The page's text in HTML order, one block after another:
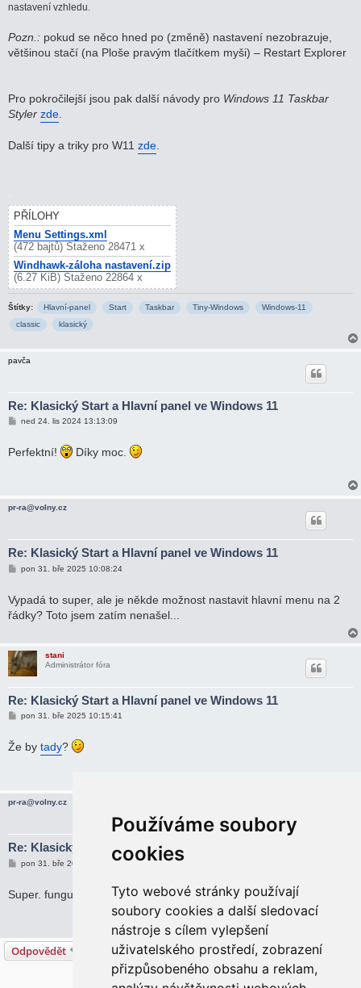
Používáme soubory
cookies
Tyto webové stránky používají
soubory cookies a další sledovací
nástroje s cílem vylepšení
uživatelského prostředí, zobrazení
přizpůsobeného obsahu a reklam,
nastavení vzhledu.
Pozn.: pokud se něco hned po (změně) nastavení nezobrazuje,
většinou stačí (na Ploše pravým tlačítkem myši) – Restart Explorer
Pro pokročilejší jsou pak další návody pro Windows 11 Taskbar
Styler zde
Další tipy a triky pro W11 zde
PŘÍLOHY
Menu Settings.xml
(472 bajtů) Staženo 28471 x
Windhawk-záloha nastavení.zip
(6.27 KiB) Staženo 22864 x
Štítky: Hlavní-panel Start Taskbar Tiny-Windows
Windows-11
classic
klasický
pavča
Re: Klasický Start a Hlavní panel ve Windows 11
P
s
ned 24. lis 2024 13:13:09
Perfektní! Díky moc.
pr-ra@volny.cz
Re: Klasický Start a Hlavní panel ve Windows 11
P
s
p
ě
pon 31. bře 2025 10:08:24
Vypadá to super, ale je někde možnost nastavit hlavní menu na 2
řádky? Toto jsem zatím nenašel...
stani
Administrátor fóra
Re: Klasický Start a Hlavní panel ve Windows 11
P
s
pon 31. bře 2025 10:15:41
Že by tady?
pr-ra@volny.cz
Re: Klasický Start a Hlavní panel ve Windows 11
P
s
p
k
pon 31. bře 2025 11:21:45
Super. funguje. díky moc.
Odpovědět
5 příspěvků • Stránka1z1